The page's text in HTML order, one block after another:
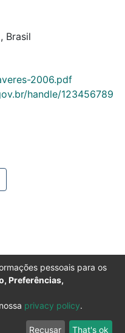
, Brasil
2006.pdf
handle/123456789
pessoais para os
Preferências,
privacy policy.
Recusar That's ok